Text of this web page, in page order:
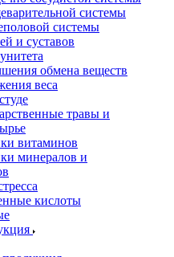
системы
системы
и суставов
обмена веществ
веса
травы и
витаминов
минералов и
кислоты